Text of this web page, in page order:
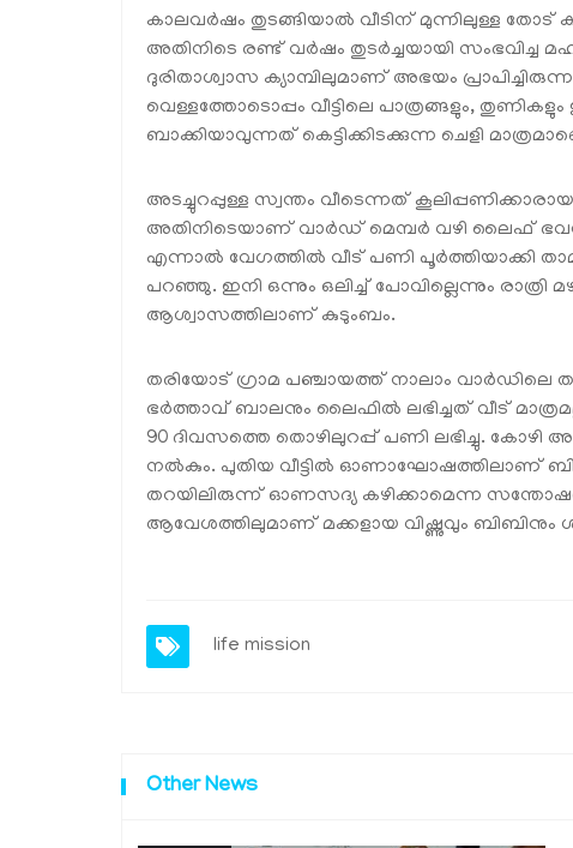
കാലവര്‍ഷം തുടങ്ങിയാല്‍ വീടിന് മുന്നിലുള്ള
അതിനിടെ രണ്ട് വര്‍ഷം തുടര്‍ച്ചയായി
ദുരിതാശ്വാസ ക്യാമ്പിലുമാണ് അഭയം
വെള്ളത്തോടൊപ്പം വീട്ടിലെ പാത്രങ്ങളും, തുണികളും
ബാക്കിയാവുന്നത് കെട്ടിക്കിടക്കുന്ന ചെളി
അടച്ചുറപ്പുള്ള സ്വന്തം വീടെന്നത്
അതിനിടെയാണ് വാര്‍ഡ് മെമ്പര്‍ വഴി ലൈഫ്
എന്നാല്‍ വേഗത്തില്‍ വീട് പണി പൂര്‍ത്തിയാക്കി
പറഞ്ഞു. ഇനി ഒന്നും ഒലിച്ച് പോവില്ലെന്നും രാത്രി
ആശ്വാസത്തിലാണ് കുടുംബം.
തരിയോട് ഗ്രാമ പഞ്ചായത്ത് നാലാം വാര്‍ഡിലെ
ഭര്‍ത്താവ് ബാലനും ലൈഫില്‍ ലഭിച്ചത് വീട്
90 ദിവസത്തെ തൊഴിലുറപ്പ് പണി ലഭിച്ചു.
നല്‍കും. പുതിയ വീട്ടില്‍ ഓണാഘോഷത്തിലാണ്
തറയിലിരുന്ന് ഓണസദ്യ കഴിക്കാമെന്ന
ആവേശത്തിലുമാണ് മക്കളായ വിഷ്ണുവും ബിബിനും
life mission
Other News